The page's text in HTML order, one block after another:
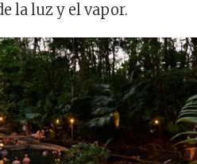
la luz y el vapor.